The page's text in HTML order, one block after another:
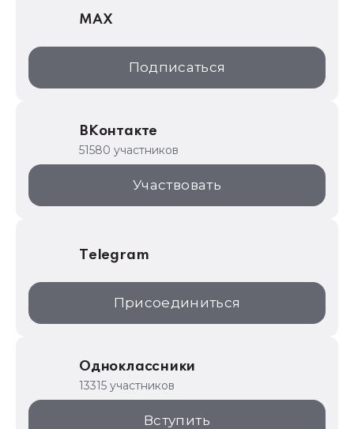
1С:Дистрибьюция
1С:Образование
ИТС.1C.ru
1С для торговли
1С:Торговая площадка
MAX
Подписаться
ВКонтакте
51580 участников
Участвовать
Telegram
Присоединиться
Одноклассники
13315 участников
Вступить